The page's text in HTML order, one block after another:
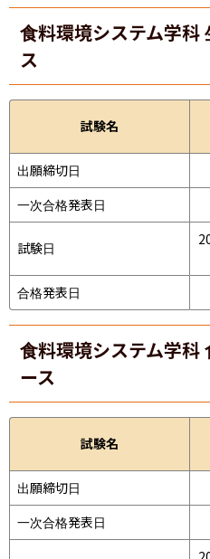
食料環境システム学科
ス
試験名
出願締切日
一次合格発表日
試験日
合格発表日
食料環境システム学科
ース
試験名
出願締切日
一次合格発表日